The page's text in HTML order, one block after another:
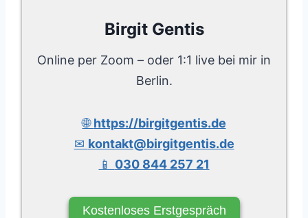
Birgit Gentis
Online per Zoom – oder 1:1 live bei mir in
Berlin.
🌐https://birgitgentis.de
✉ kontakt@birgitgentis.de
📱 030 844 257 21
Kostenloses Erstgespräch